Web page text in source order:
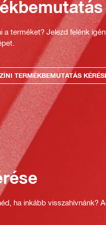
terméket? Jelezd felénk
TERMÉKBEMUTATÁS
ha inkább visszahívnánk?